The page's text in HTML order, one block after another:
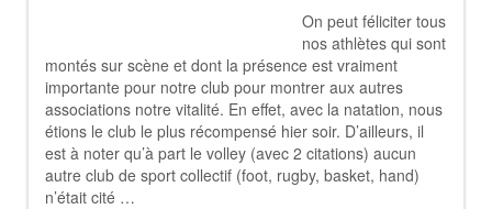
On peut féliciter tous
nos athlètes qui sont
montés sur scène et dont la présence est vraiment
importante pour notre club pour montrer aux autres
associations notre vitalité. En effet, avec la natation, nous
étions le club le plus récompensé hier soir. D’ailleurs, il
est à noter qu’à part le volley (avec 2 citations) aucun
autre club de sport collectif (foot, rugby, basket, hand)
n’était cité …